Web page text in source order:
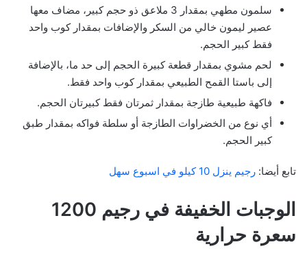
سلمون مطهي بمقدار 3 ملاعق ذو حجم كبير، مضاف معها
عصير ليمون خالي من السكر والإضافات بمقدار كوب واحد
فقط كبير الحجم.
لحم مشوي بمقدار قطعة كبيرة الحجم إلى حد ما، بالإضافة
إلى باستا القمح الطبيعي بمقدار كوب واحد فقط.
فاكهة طبيعية طازجة بمقدار ثمرتان فقط كبيرتان الحجم.
أي نوع من الخضراوات الطازجة أو سلطة فواكه بمقدار طبق
كبير الحجم.
تابع أيضا: رجيم ينزل 10 كيلو في اسبوع سهل
الوجبات الخفيفة في رجيم 1200
سعرة حرارية